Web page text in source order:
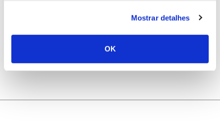
Mostrar detalhes
OK